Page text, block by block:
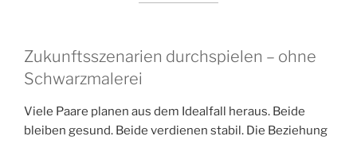
Zukunftsszenarien durchspielen – ohne
Schwarzmalerei
Viele Paare planen aus dem Idealfall heraus. Beide
bleiben gesund. Beide verdienen stabil. Die Beziehung